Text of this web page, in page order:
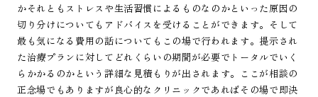
かそれともストレスや生活習慣によるものなのかといった原因の
切り分けについてもアドバイスを受けることができます。そして
最も気になる費用の話についてもこの場で行われます。提示され
た治療プランに対してどれくらいの期間が必要でトータルでいく
らかかるのかという詳細な見積もりが出されます。ここが相談の
正念場でもありますが良心的なクリニックであればその場で即決